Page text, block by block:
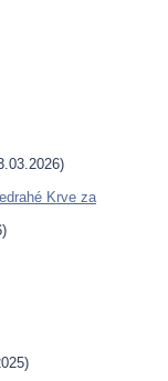
Krve za